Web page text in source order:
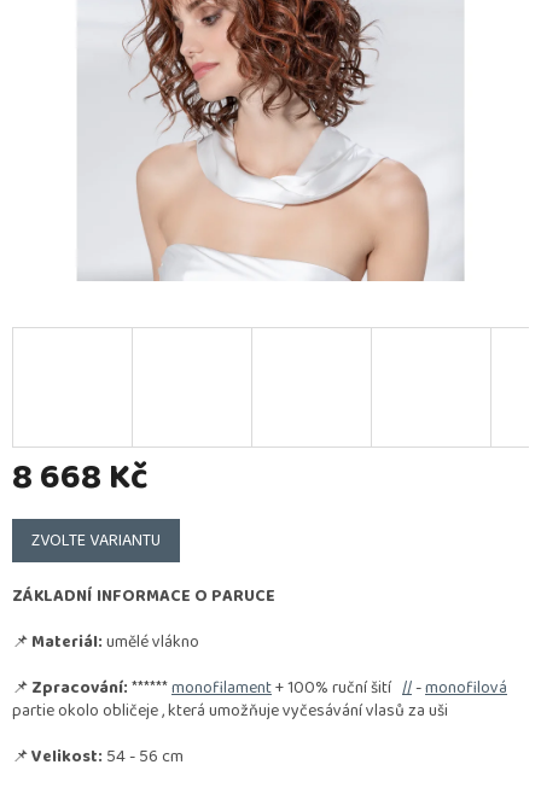
8 668 Kč
Měrná
cena:
ZVOLTE VARIANTU
ZÁKLADNÍ INFORMACE O PARUCE
📌Materiál:umělé vlákno
📌Zpracování:******monofilament+ 100% ruční šití //-monofilová
partie okolo obličeje , která umožňuje vyčesávání vlasů za uši
📌Velikost: 54 - 56 cm